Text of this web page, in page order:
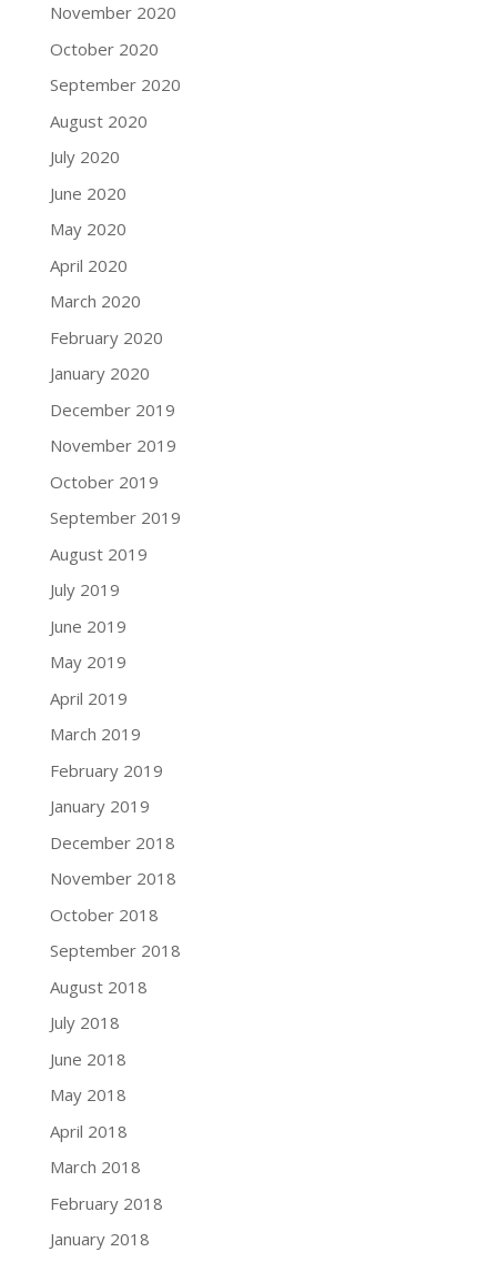
November 2020
October 2020
September 2020
August 2020
July 2020
June 2020
May 2020
April 2020
March 2020
February 2020
January 2020
December 2019
November 2019
October 2019
September 2019
August 2019
July 2019
June 2019
May 2019
April 2019
March 2019
February 2019
January 2019
December 2018
November 2018
October 2018
September 2018
August 2018
July 2018
June 2018
May 2018
April 2018
March 2018
February 2018
January 2018